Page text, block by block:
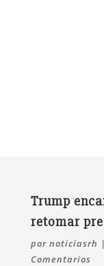
Trump
retomar
por noticiasrh |
Comentarios